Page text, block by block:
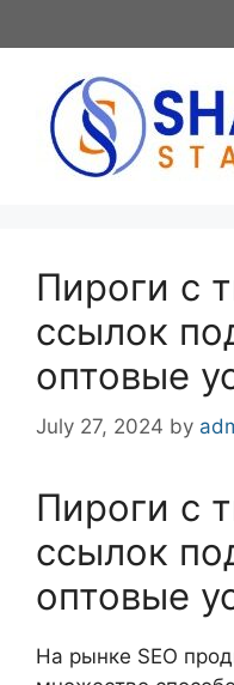
to
Пироги с
ссылок
оптовые
July 27, 2024 by
Пироги с
ссылок
оптовые
На рынке SEO